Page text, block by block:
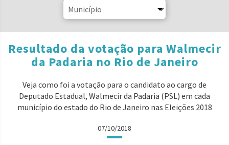
Resultado da votação para Walmecir
da Padaria no Rio de Janeiro
Veja como foi a votação para o candidato ao cargo de
Deputado Estadual, Walmecir da Padaria (PSL) em cada
município do estado do Rio de Janeiro nas Eleições 2018
07/10/2018